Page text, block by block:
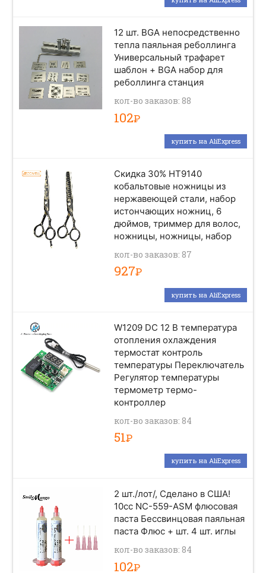
12 шт. BGA непосредственно
тепла паяльная реболлинга
Универсальный трафарет
шаблон + BGA набор для
реболлинга станция
кол-во заказов: 88
102Р
купить на AliExpress
Скидка 30% HT9140
кобальтовые ножницы из
нержавеющей стали, набор
истончающих ножниц, 6
дюймов, триммер для волос,
ножницы, ножницы, набор
кол-во заказов: 87
927Р
купить на AliExpress
W1209 DC 12 В температура
отопления охлаждения
термостат контроль
температуры Переключатель
Регулятор температуры
термометр термо-
контроллер
кол-во заказов: 84
51Р
купить на AliExpress
2 шт./лот/, Сделано в США!
10cc NC-559-ASM флюсовая
паста Бессвинцовая паяльная
паста Флюс + шт. 4 шт. иглы
кол-во заказов: 84
102Р